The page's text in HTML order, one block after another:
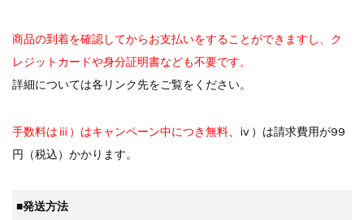
商品の到着を確認してからお支払いをすることができますし、ク
レジットカードや身分証明書なども不要です。
詳細については各リンク先をご覧をください。
手数料はⅲ）はキャンペーン中につき無料、ⅳ）は請求費用が99
円（税込）かかります。
■発送方法